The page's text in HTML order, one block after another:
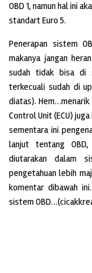
OBD 1, namun hal ini
standart Euro 5.
Penerapan sistem
makanya jangan
sudah tidak bisa di
terkecuali sudah di
diatas). Hem…menarik
Control Unit (ECU)
sementara ini
lanjut tentang
diutarakan dalam
pengetahuan lebih
komentar dibawah
sistem